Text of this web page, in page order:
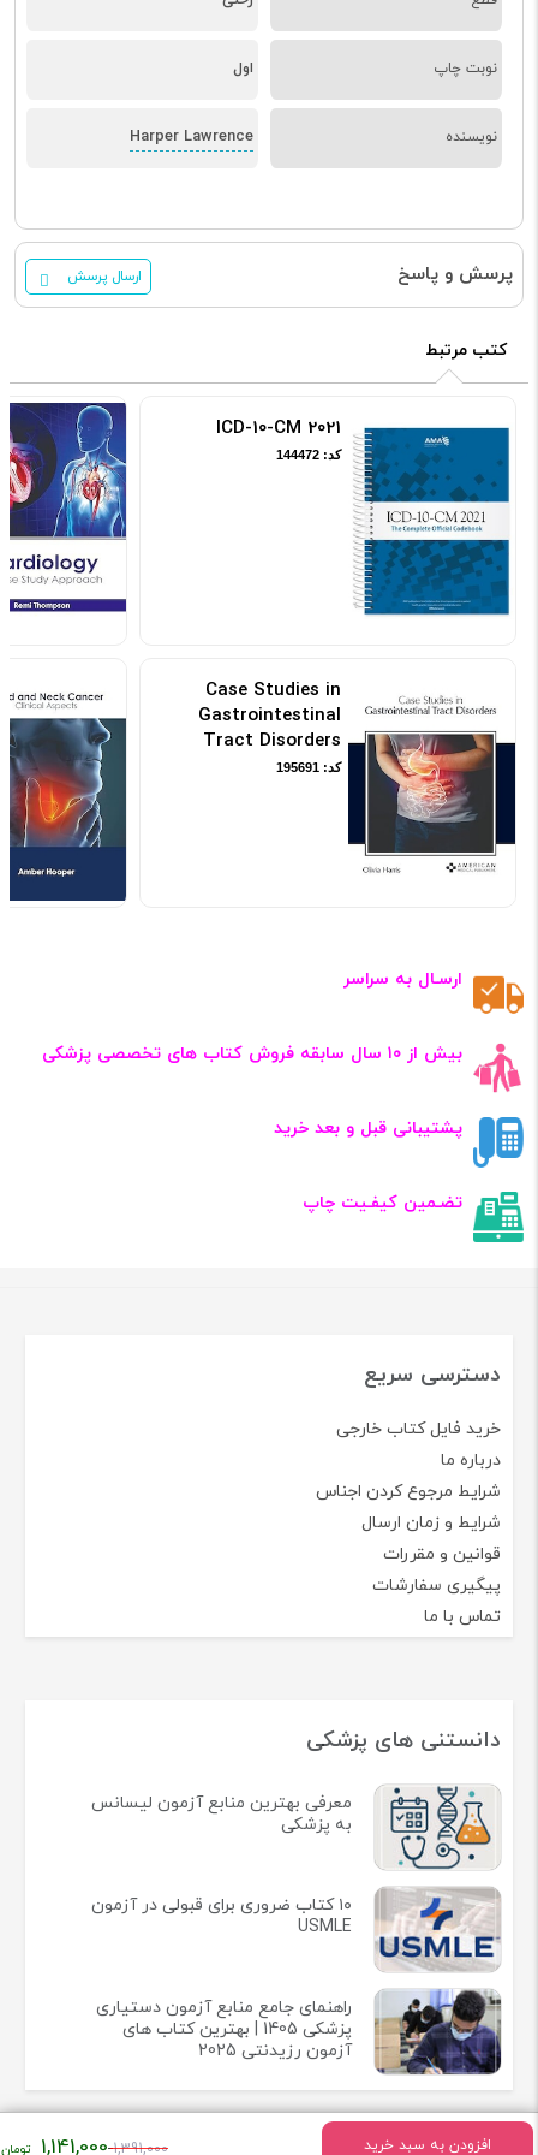
افزودن به سبد خرید 1,391,000قیمت
1,141,000
نوبت چاپ اول
نویسنده Harper Lawrence
پرسش و پاسخ ارسال پرسش
کتب مرتبط
ICD-10-CM 2021
کد: 144472
Case Studies in
Gastrointestinal
Tract Disorders
کد: 195691
ارسـال به سراسر
بیش از ۱۰ سال سابقه فروش کتاب‌ های تخصصی پزشکی
پشتیبانی قبل و بعد خرید
تضـمین کیفـیت چاپ
دسترسی سریع
خرید فایل کتاب خارجی
درباره ما
شرایط مرجوع کردن اجناس
شرایط و زمان ارسال
قوانین و مقررات
پیگیری سفارشات
تماس با ما
دانستنی های پزشکی
معرفی بهترین منابع آزمون لیسانس
به پزشکی
۱۰ کتاب ضروری برای قبولی در آزمون
USMLE
راهنمای جامع منابع آزمون دستیاری
پزشکی 1405 | بهترین کتاب های
آزمون رزیدنتی 2025